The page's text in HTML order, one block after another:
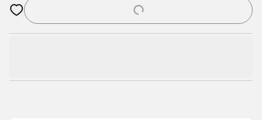
Åpner en Modal for å logge inn eller registrere deg som